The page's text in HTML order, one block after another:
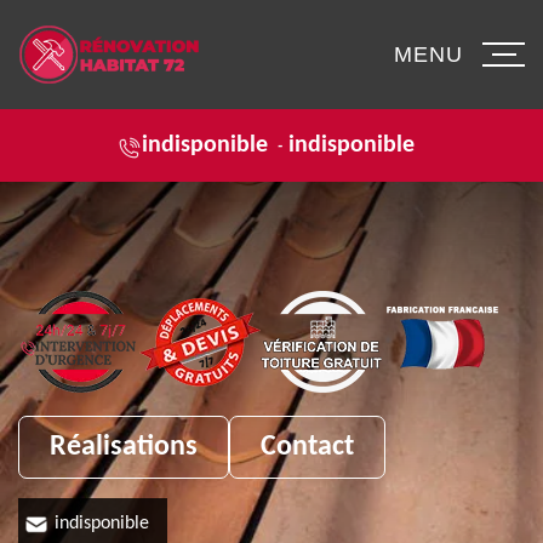
indisponible - indisponible
MENU
Réalisations Contact
indisponible